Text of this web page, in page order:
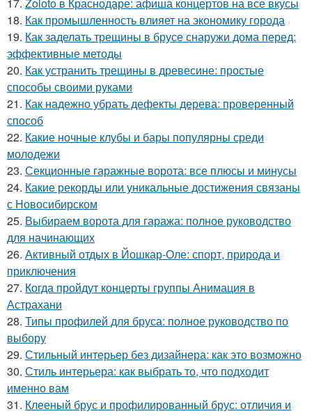
17. Zoloto в Краснодаре: афиша концертов на все вкусы
18. Как промышленность влияет на экономику города
19. Как заделать трещины в брусе снаружи дома перед:
эффективные методы
20. Как устранить трещины в древесине: простые
способы своими руками
21. Как надежно убрать дефекты дерева: проверенный
способ
22. Какие ночные клубы и бары популярны среди
молодежи
23. Секционные гаражные ворота: все плюсы и минусы
24. Какие рекорды или уникальные достижения связаны
с Новосибирском
25. Выбираем ворота для гаража: полное руководство
для начинающих
26. Активный отдых в Йошкар-Оле: спорт, природа и
приключения
27. Когда пройдут концерты группы Анимация в
Астрахани
28. Типы профилей для бруса: полное руководство по
выбору
29. Стильный интерьер без дизайнера: как это возможно
30. Стиль интерьера: как выбрать то, что подходит
именно вам
31. Клееный брус и профилированный брус: отличия и